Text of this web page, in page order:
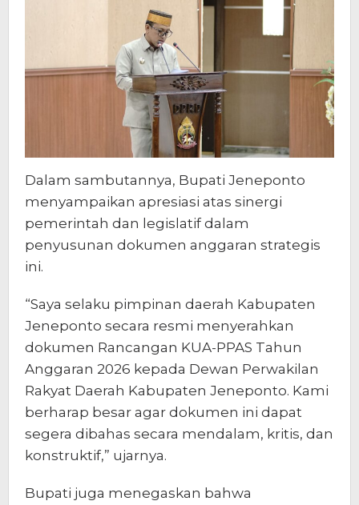
Dalam sambutannya, Bupati Jeneponto
menyampaikan apresiasi atas sinergi
pemerintah dan legislatif dalam
penyusunan dokumen anggaran strategis
ini.
“Saya selaku pimpinan daerah Kabupaten
Jeneponto secara resmi menyerahkan
dokumen Rancangan KUA-PPAS Tahun
Anggaran 2026 kepada Dewan Perwakilan
Rakyat Daerah Kabupaten Jeneponto. Kami
berharap besar agar dokumen ini dapat
segera dibahas secara mendalam, kritis, dan
konstruktif,” ujarnya.
Bupati juga menegaskan bahwa